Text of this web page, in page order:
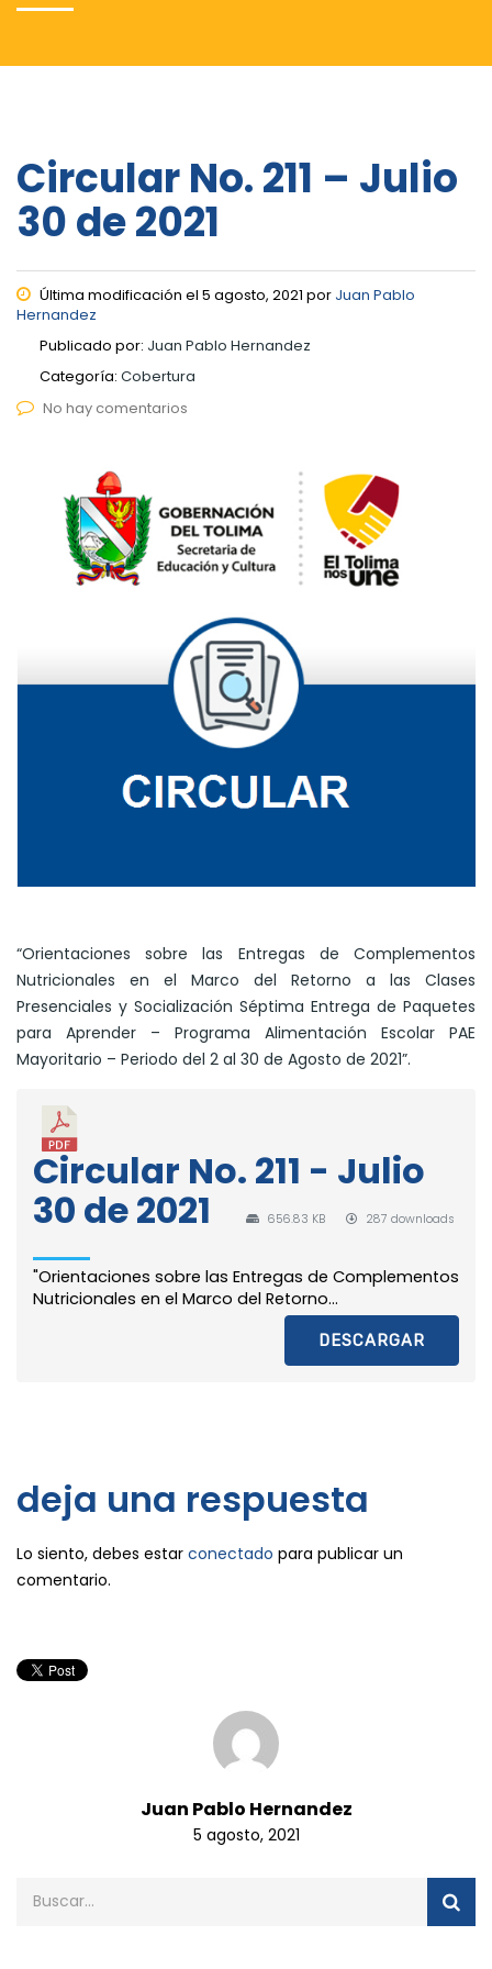
Circular No. 211 – Julio
30 de 2021
Última modificación el 5 agosto, 2021 por Juan Pablo
Hernandez
Publicado por: Juan Pablo Hernandez
Categoría: Cobertura
No hay comentarios
“Orientaciones sobre las Entregas de Complementos
Nutricionales en el Marco del Retorno a las Clases
Presenciales y Socialización Séptima Entrega de Paquetes
para Aprender – Programa Alimentación Escolar PAE
Mayoritario – Periodo del 2 al 30 de Agosto de 2021”.
Circular No. 211 - Julio
30 de 2021
656.83 KB 287 downloads
"Orientaciones sobre las Entregas de Complementos
Nutricionales en el Marco del Retorno...
DESCARGAR
deja una respuesta
Lo siento, debes estar conectado para publicar un
comentario.
Juan Pablo Hernandez
5 agosto, 2021